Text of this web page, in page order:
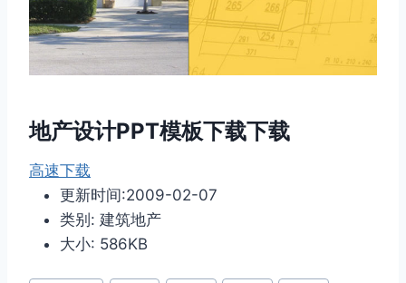
地产设计PPT模板下载下载
高速下载
更新时间:2009-02-07
类别: 建筑地产
大小: 586KB